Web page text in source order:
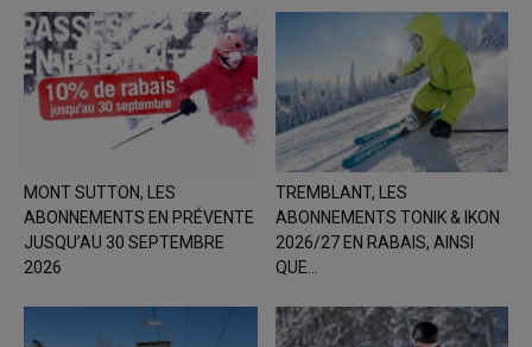
MONT SUTTON, LES
ABONNEMENTS EN PRÉVENTE
JUSQU’AU 30 SEPTEMBRE
2026
TREMBLANT, LES
ABONNEMENTS TONIK & IKON
2026/27 EN RABAIS, AINSI
QUE...